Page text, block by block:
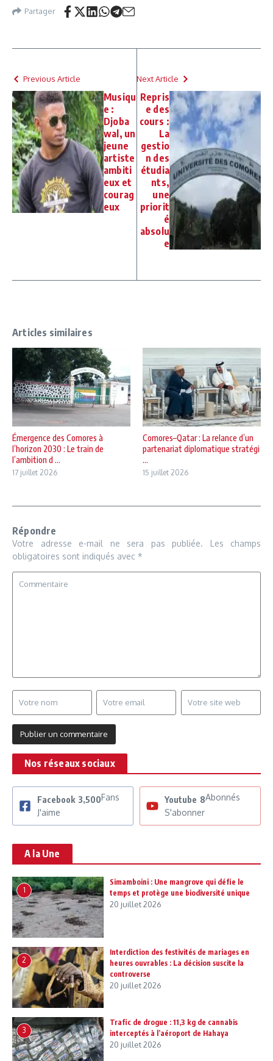
Partager
Previous Article
Musiqu
e :
Djoba
wal, un
jeune
artiste
ambiti
eux et
courag
eux
Next Article
Repris
e des
cours :
La
gestio
n des
étudia
nts,
une
priorit
é
absolu
e
Articles similaires
Émergence des Comores à
l’horizon 2030 : Le train de
l’ambition d ...
17 juillet 2026
Comores–Qatar : La relance d’un
partenariat diplomatique stratégi
...
15 juillet 2026
Répondre
Votre adresse e-mail ne sera pas publiée.
Les champs
obligatoires sont indiqués avec *
Nos réseaux sociaux
Facebook 3,500Fans
J'aime
Youtube 8Abonnés
S'abonner
A la Une
1
Simamboini : Une mangrove qui défie le
temps et protège une biodiversité unique
20 juillet 2026
2
Interdiction des festivités de mariages en
heures ouvrables : La décision suscite la
controverse
20 juillet 2026
3
Trafic de drogue : 11,3 kg de cannabis
interceptés à l’aéroport de Hahaya
20 juillet 2026